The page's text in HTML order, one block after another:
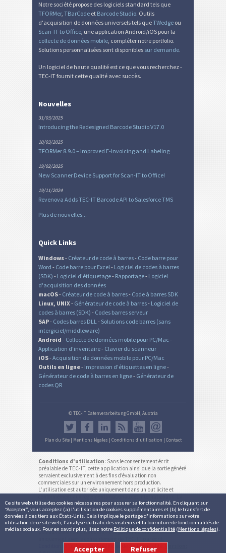
Ce site web utilise des cookies nécessaires pour assurer sa fonctionnalité. En cliquant sur
“Accepter”, vous acceptez (a) l'utilisation de cookies supplémentaires et (b) le transfert de
données à des tiers aux États-Unis. Cela implique le partage d'informations sur votre
utilisation de ce site web, l'analyse du trafic des visiteurs et la fourniture de fonctionnalités de
médias sociaux. Pour en savoir plus, lisez notre Politique de confidentialité (Mentions légales).
Accepter Refuser
Notre société propose des logiciels standard tels que
TFORMer, TBarCode et Barcode Studio. Outils
d'acquisition de données universels tels queTWedge ou
Scan-IT to Office, une application Android/iOS pour la
collecte de données mobile, compléter notre portfolio.
Solutions personnalisées sont disponibles sur demande.
Un logiciel de haute qualité est ce que vous recherchez -
TEC-IT fournit cette qualité avec succès.
Nouvelles
31/03/2025
Introducing the Redesigned Barcode Studio V17.0
10/03/2025
TFORMer 8.9.0 – Improved E-Invoicing and Labeling
19/02/2025
New Scanner Device Support for Scan-IT to Office!
19/11/2024
Revenova Adds TEC-IT Barcode API to Salesforce TMS
Plus de nouvelles...
Quick Links
Windows- Créateur de code à barres- Code barre pour
Word - Code barre pour Excel- Logiciel de codes à barres
(SDK) - Logiciel d'étiquetage- Rapportage- Logiciel
d'acquisition des données
macOS- Créateur de code à barres- Code à barres SDK
Linux, UNIX- Générateur de code à barres- Logiciel de
codes à barres (SDK) - Codes barres serveur
SAP- Codes barres DLL- Solutions code barres (sans
intergiciel/middleware)
Android - Collecte de données mobile pour PC/Mac -
Application d'inventaire- Clavier du scanneur
iOS-Acquisition de données mobile pour PC/Mac
Outils en ligne- Impression d'étiquettes en ligne-
Générateur de code à barres en ligne- Générateur de
codes QR
© TEC-IT Datenverarbeitung GmbH, Austria
Plan du Site| Mentions légales | Conditions d'utilisation | Contact
Conditions d'utilisation: Sans le consentement écrit
préalable de TEC-IT, cette application ainsi que la sortie généré
servaient exclusivement à des fins d’évaluation non
commerciales sur un environnement hors production.
L’utilisation est autorisée uniquement dans un but licite et
fonctionnalité, exactitude et/ou la disponibilité continue de ce
service ou les résultats générés ne sont pas garantis. Les
comptes inactifs (pas de login pour plus de 12 mois) peuvent
être supprimés automatiquement sans préavis (ne s'applique
pas aux abonnements actifs). Usage commercial est autorisée
Conditions d'utilisation et politique de confidentialité